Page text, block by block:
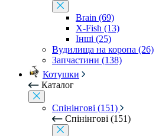
Brain (69)
X-Fish (13)
Інші (25)
Вудилища на коропа (26)
Запчастини (138)
Котушки
Каталог
Спінінгові (151)
Спінінгові (151)